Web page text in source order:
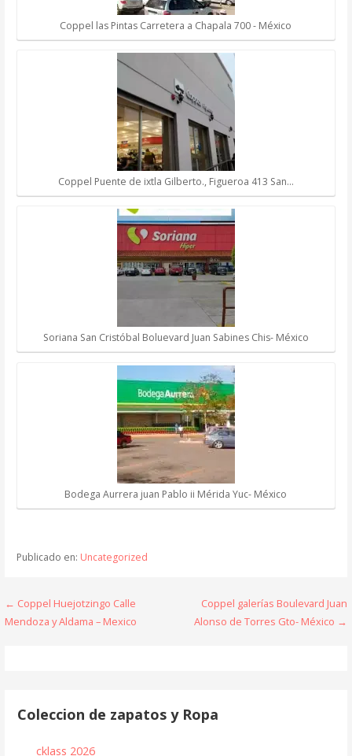
Coppel las Pintas Carretera a Chapala 700 - México
Coppel Puente de ixtla Gilberto., Figueroa 413 San…
Soriana San Cristóbal Boluevard Juan Sabines Chis- México
Bodega Aurrera juan Pablo ii Mérida Yuc- México
Publicado en: Uncategorized
Navegación
← Coppel Huejotzingo Calle
Mendoza y Aldama – Mexico
Coppel galerías Boulevard Juan
Alonso de Torres Gto- México →
Coleccion de zapatos y Ropa
cklass 2026